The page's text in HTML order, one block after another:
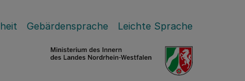
Gebärdensprache Leichte Sprache